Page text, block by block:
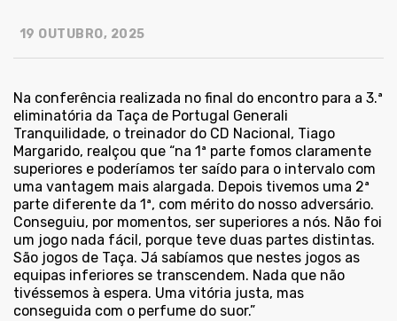
19 OUTUBRO, 2025
Na conferência realizada no final do encontro para a 3.ª
eliminatória da Taça de Portugal Generali
Tranquilidade, o treinador do CD Nacional, Tiago
Margarido, realçou que “na 1ª parte fomos claramente
superiores e poderíamos ter saído para o intervalo com
uma vantagem mais alargada. Depois tivemos uma 2ª
parte diferente da 1ª, com mérito do nosso adversário.
Conseguiu, por momentos, ser superiores a nós. Não foi
um jogo nada fácil, porque teve duas partes distintas.
São jogos de Taça. Já sabíamos que nestes jogos as
equipas inferiores se transcendem. Nada que não
tivéssemos à espera. Uma vitória justa, mas
conseguida com o perfume do suor.”